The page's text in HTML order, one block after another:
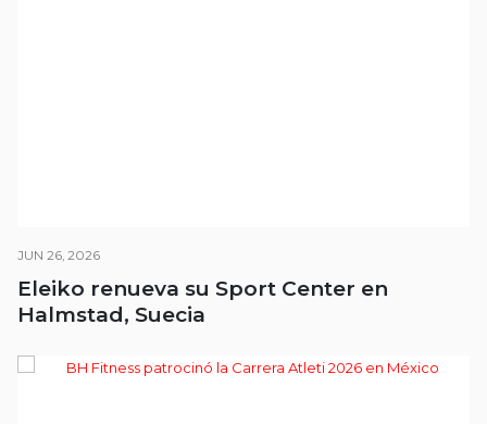
JUN 26, 2026
Eleiko renueva su Sport Center en
Halmstad, Suecia